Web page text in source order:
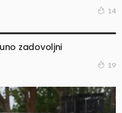
14
zadovoljni
19